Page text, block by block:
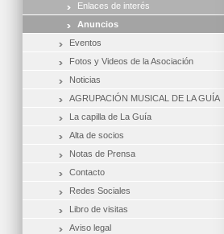
Enlaces de interés
Anuncios
Eventos
Fotos y Videos de la Asociación
Noticias
AGRUPACIÓN MUSICAL DE LA GUÍA
La capilla de La Guía
Alta de socios
Notas de Prensa
Contacto
Redes Sociales
Libro de visitas
Aviso legal